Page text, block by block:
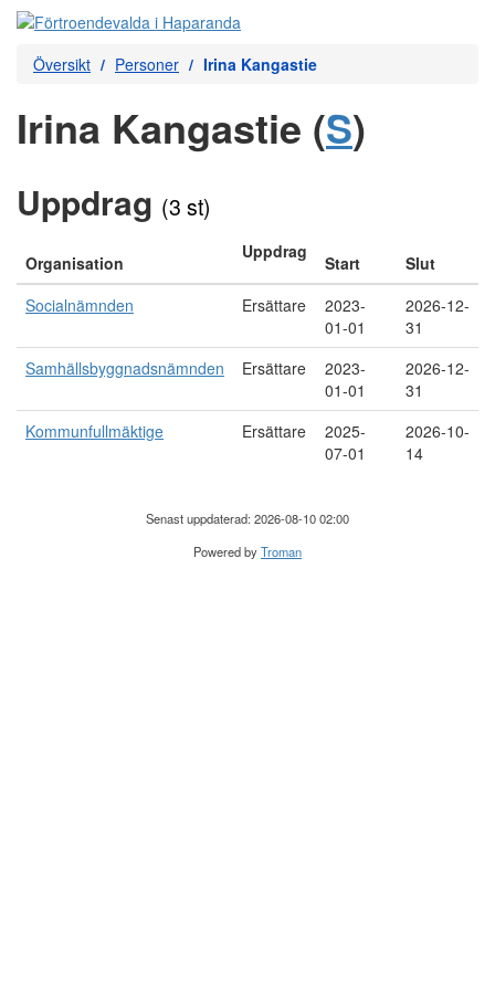
Översikt Personer Irina Kangastie
Irina Kangastie (S)
Uppdrag (3 st)
Organisation
Uppdrag
Start
Slut
Socialnämnden
Ersättare
2023-
01-01
2026-12-
31
Samhällsbyggnadsnämnden
Ersättare
2023-
01-01
2026-12-
31
Kommunfullmäktige
Ersättare
2025-
07-01
2026-10-
14
Senast uppdaterad: 2026-08-10 02:00
Powered byTroman